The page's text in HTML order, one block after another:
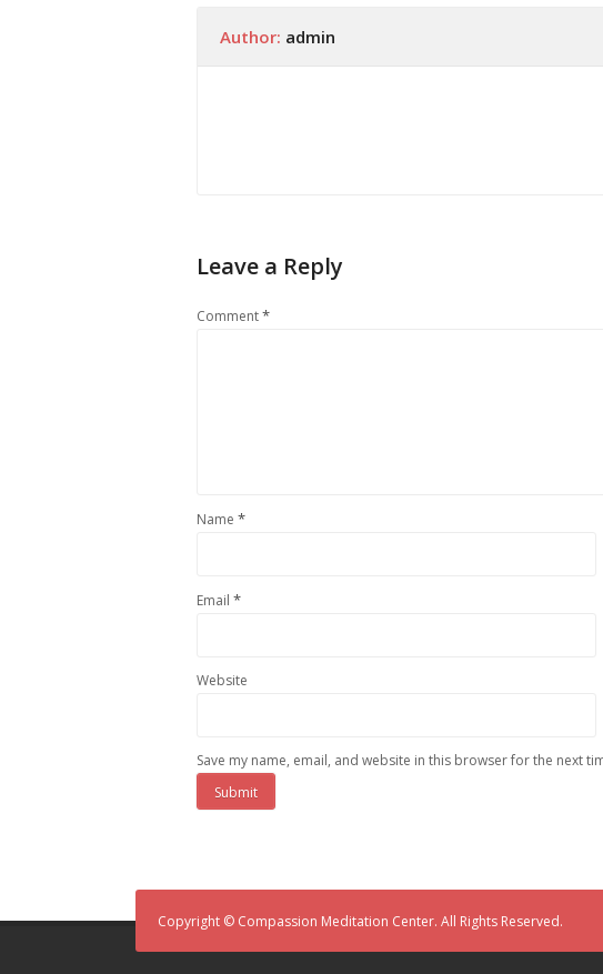
Author: admin
Leave a Reply
Comment*
Name *
Email *
Website
Save my name, email, and website in this browser for the next
Copyright © Compassion Meditation Center. All Rights Reserved.